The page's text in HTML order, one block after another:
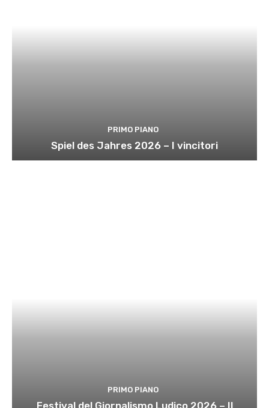
PRIMO PIANO
Spiel des Jahres 2026 – I vincitori
PRIMO PIANO